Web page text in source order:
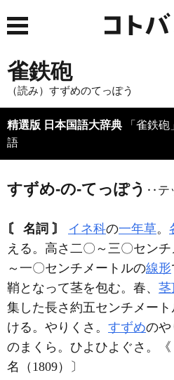
雀鉄砲
（読み）すずめのてっぽう
精選版 日本国語大辞典 「雀鉄
語
すずめ‐の‐てっぽう ‥テ
〘 名詞 〙 イネ科の一年草。
える。高さ二〇～三〇セン
～一〇センチメートルの線形
鞘となって茎を包む。春、 茎
集した長さ約五センチメー
ける。やりくさ。 すずめのや
のまくら。ひよひよぐさ。《
名（1809）〕